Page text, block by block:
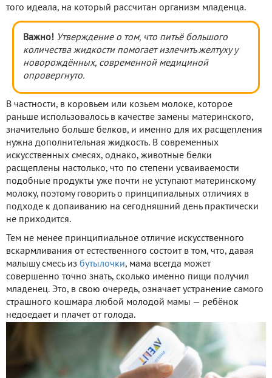
того идеала, на который рассчитан организм младенца.
Важно! Утверждение о том, что питьё большого
количества жидкости помогает излечить желтуху у
новорождённых, современной медициной
опровергнуто.
В частности, в коровьем или козьем молоке, которое
раньше использовалось в качестве замены материнского,
значительно больше белков, и именно для их расщепления
нужна дополнительная жидкость. В современных
искусственных смесях, однако, животные белки
расщеплены настолько, что по степени усваиваемости
подобные продукты уже почти не уступают материнскому
молоку, поэтому говорить о принципиальных отличиях в
подходе к допаиванию на сегодняшний день практически
не приходится.
Тем не менее принципиальное отличие искусственного
вскармливания от естественного состоит в том, что, давая
малышу смесь из бутылочки, мама всегда может
совершенно точно знать, сколько именно пищи получил
младенец. Это, в свою очередь, означает устранение самого
страшного кошмара любой молодой мамы — ребёнок
недоедает и плачет от голода.